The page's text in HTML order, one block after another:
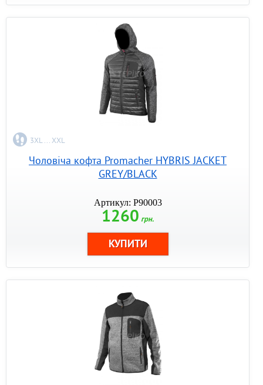
3XL ... XXL
Чоловіча кофта Promacher HYBRIS JACKET
GREY/BLACK
Артикул: P90003
1260 грн.